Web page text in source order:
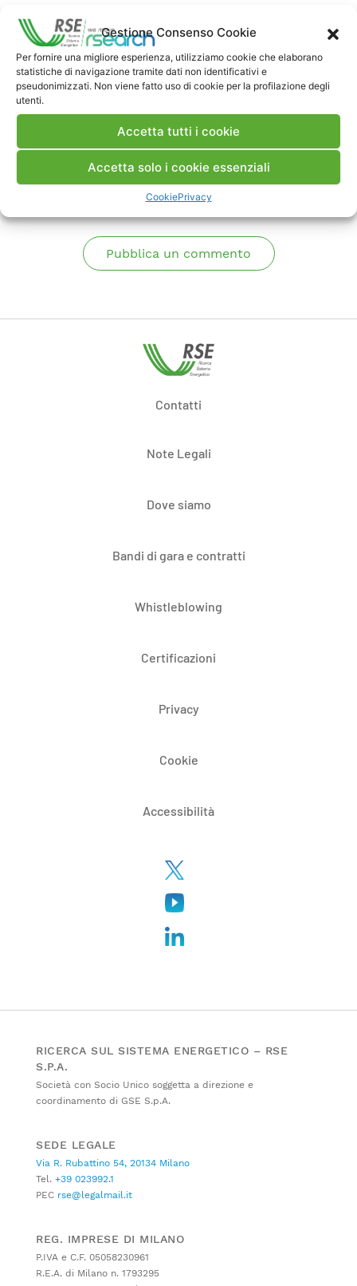
Gestione Consenso Cookie
Per fornire una migliore esperienza, utilizziamo cookie che elaborano
statistiche di navigazione tramite dati non identificativi e
pseudonimizzati. Non viene fatto uso di cookie per la profilazione degli
utenti.
Accetta tutti i cookie
Accetta solo i cookie essenziali
CookiePrivacy
risparmio rispetto alla bolletta “benchmark”
aumenta.
Commenti
Pubblica un commento
Contatti
Note Legali
Dove siamo
Bandi di gara e contratti
Whistleblowing
Certificazioni
Privacy
Cookie
Accessibilità
RICERCA SUL SISTEMA ENERGETICO – RSE
S.P.A.
Società con Socio Unico soggetta a direzione e
coordinamento di GSE S.p.A.
SEDE LEGALE
Via R. Rubattino 54, 20134 Milano
Tel. +39 023992.1
PEC rse@legalmail.it
REG. IMPRESE DI MILANO
P.IVA e C.F. 05058230961
R.E.A. di Milano n. 1793295